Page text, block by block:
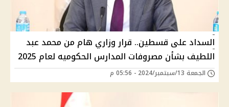
السداد على قسطين.. قرار وزاري هام من محمد عبد
اللطيف بشأن مصروفات المدارس الحكوميه لعام 2025
الجمعة 13/سبتمبر/2024 - 05:56 م